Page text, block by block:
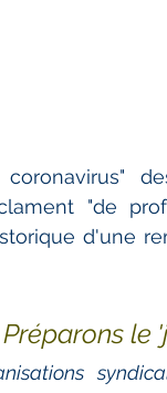
"de
d'une
le